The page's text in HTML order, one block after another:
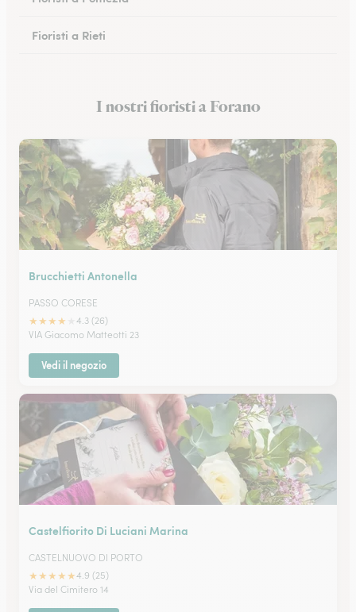
Fioristi a Rieti
Fioristi a AnzioI nostri fioristi a Forano
Brucchietti Antonella
PASSO CORESE
★★★★
4.3 (26)
VIA Giacomo Matteotti 23
Vedi il negozio
Castelfiorito Di Luciani Marina
CASTELNUOVO DI PORTO
★★★★★4.9 (25)
Via del Cimitero 14